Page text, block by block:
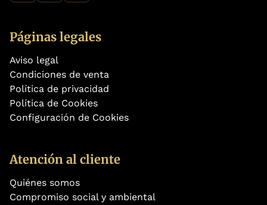
Páginas legales
Aviso legal
Condiciones de venta
Política de privacidad
Política de Cookies
Configuración de Cookies
Atención al cliente
Quiénes somos
Compromiso social y ambiental